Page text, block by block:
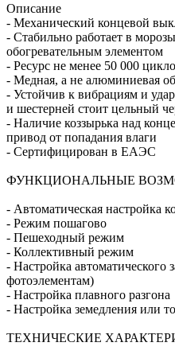
Описание
- Механический концевой
- Стабильно работает в
обогревательным элементом
- Ресурс не менее 50 000
- Медная, а не алюминиевая
- Устойчив к вибрациям и
и шестерней стоит цельный
- Наличие коззырька над
привод от попадания влаги
- Сертифицирован в ЕАЭС
ФУНКЦИОНАЛЬНЫЕ
- Автоматическая настройка
- Режим пошагово
- Пешеходный режим
- Коллективный режим
- Настройка автоматического
фотоэлементам)
- Настройка плавного разгона
- Настройка земедления или
ТЕХНИЧЕСКИЕ